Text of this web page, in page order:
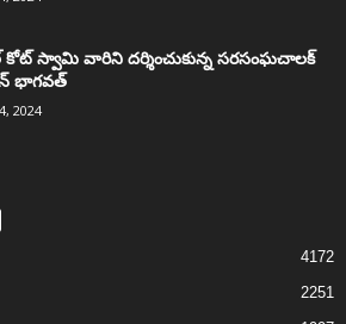
కోట్‌ స్వామి వారిని దర్శించుకున్న సరసంఘచాలక్
భాగవత్
2024
4172
2251